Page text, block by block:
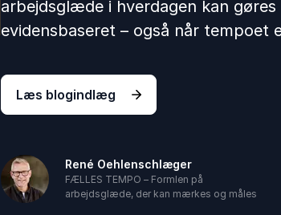
arbejdsglæde i hverdagen kan
evidensbaseret – også når tempoet
Læs blogindlæg
René Oehlenschlæger
FÆLLES TEMPO – Formlen på
arbejdsglæde, der kan mærkes og måles